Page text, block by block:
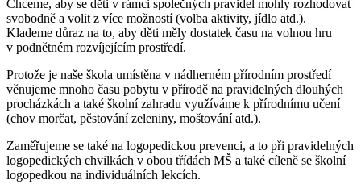
Chceme, aby se děti v rámci společných pravidel mohly rozhodovat
svobodně a volit z více možností (volba aktivity, jídlo atd.).
Klademe důraz na to, aby děti měly dostatek času na volnou hru
v podnětném rozvíjejícím prostředí.
Protože je naše škola umístěna v nádherném přírodním prostředí
věnujeme mnoho času pobytu v přírodě na pravidelných dlouhých
procházkách a také školní zahradu využíváme k přírodnímu učení
(chov morčat, pěstování zeleniny, moštování atd.).
Zaměřujeme se také na logopedickou prevenci, a to při pravidelných
logopedických chvilkách v obou třídách MŠ a také cíleně se školní
logopedkou na individuálních lekcích.